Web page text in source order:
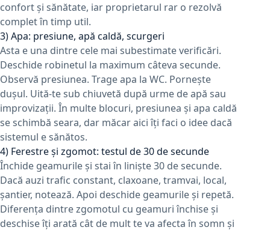
confort și sănătate, iar proprietarul rar o rezolvă
complet în timp util.
3) Apa: presiune, apă caldă, scurgeri
Asta e una dintre cele mai subestimate verificări.
Deschide robinetul la maximum câteva secunde.
Observă presiunea. Trage apa la WC. Pornește
dușul. Uită-te sub chiuvetă după urme de apă sau
improvizații. În multe blocuri, presiunea și apa caldă
se schimbă seara, dar măcar aici îți faci o idee dacă
sistemul e sănătos.
4) Ferestre și zgomot: testul de 30 de secunde
Închide geamurile și stai în liniște 30 de secunde.
Dacă auzi trafic constant, claxoane, tramvai, local,
șantier, notează. Apoi deschide geamurile și repetă.
Diferența dintre zgomotul cu geamuri închise și
deschise îți arată cât de mult te va afecta în somn și